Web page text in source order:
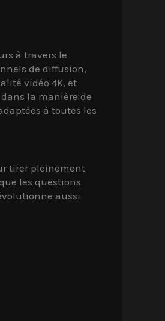
à travers le
de diffusion,
vidéo 4K, et
la manière de
à toutes les
tirer pleinement
les questions
aussi